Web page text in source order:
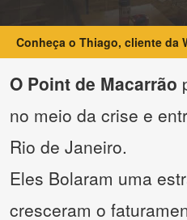
Conheça o Thiago, cliente da
O Point de Macarrão
no meio da crise e
Rio de Janeiro.
Eles Bolaram uma
cresceram o